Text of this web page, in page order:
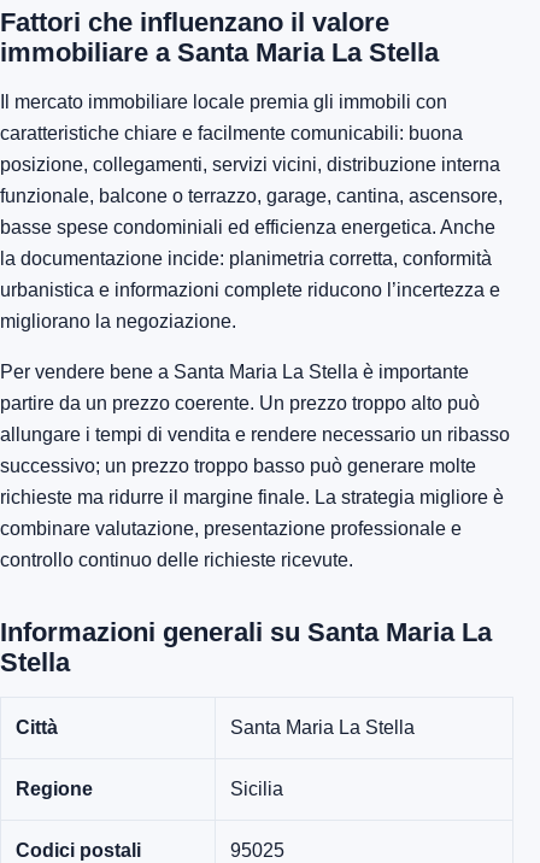
Fattori che influenzano il valore
immobiliare a Santa Maria La Stella
Il mercato immobiliare locale premia gli immobili con
caratteristiche chiare e facilmente comunicabili: buona
posizione, collegamenti, servizi vicini, distribuzione interna
funzionale, balcone o terrazzo, garage, cantina, ascensore,
basse spese condominiali ed efficienza energetica. Anche
la documentazione incide: planimetria corretta, conformità
urbanistica e informazioni complete riducono l’incertezza e
migliorano la negoziazione.
Per vendere bene a Santa Maria La Stella è importante
partire da un prezzo coerente. Un prezzo troppo alto può
allungare i tempi di vendita e rendere necessario un ribasso
successivo; un prezzo troppo basso può generare molte
richieste ma ridurre il margine finale. La strategia migliore è
combinare valutazione, presentazione professionale e
controllo continuo delle richieste ricevute.
Informazioni generali su Santa Maria La
Stella
Città Santa Maria La Stella
Regione Sicilia
Codici postali 95025